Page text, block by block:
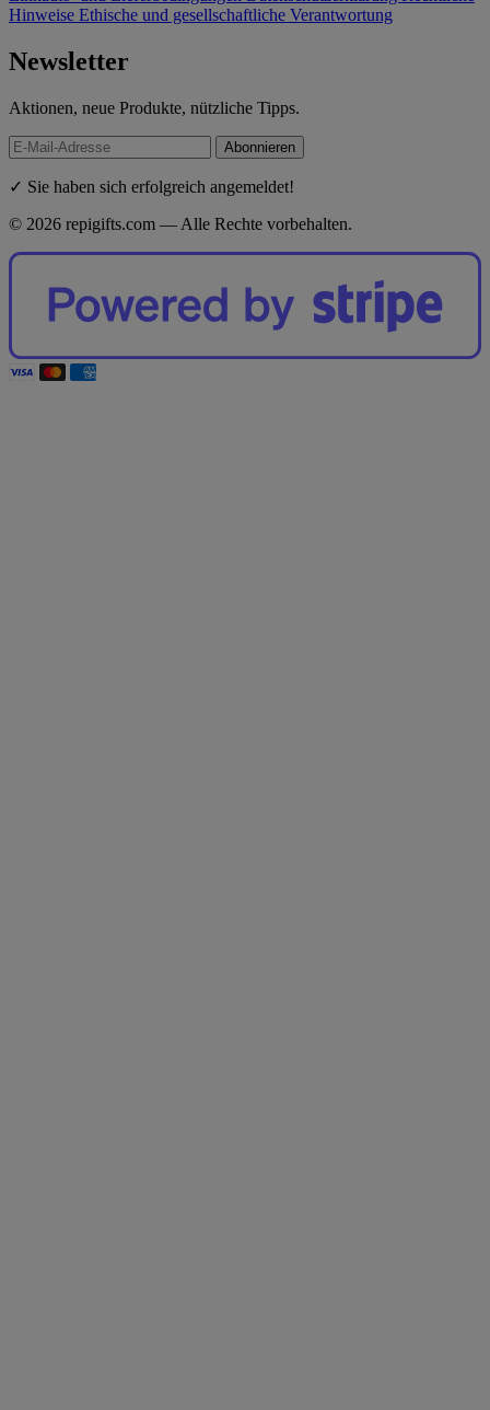
Hinweise Ethische und gesellschaftliche Verantwortung
Newsletter
Aktionen, neue Produkte, nützliche Tipps.
Abonnieren
✓ Sie haben sich erfolgreich angemeldet!
© 2026 repigifts.com — Alle Rechte vorbehalten.